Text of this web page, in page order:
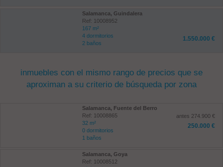
Salamanca, Guindalera
Ref: 10008952
167 m²
4 dormitorios
2 baños
1.550.000 €
inmuebles con el mismo rango de precios que se
aproximan a su criterio de búsqueda por zona
Salamanca, Fuente del Berro
Ref: 10008865
32 m²
0 dormitorios
1 baños
antes 274.900 €
250.000 €
Salamanca, Goya
Ref: 10008512